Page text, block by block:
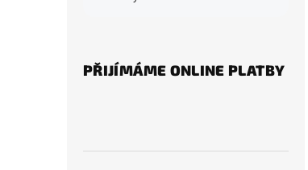
PŘIJÍMÁME ONLINE PLATBY